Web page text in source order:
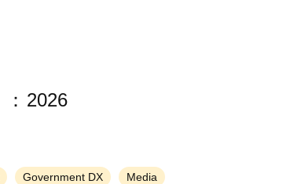
2026
Government DX Media